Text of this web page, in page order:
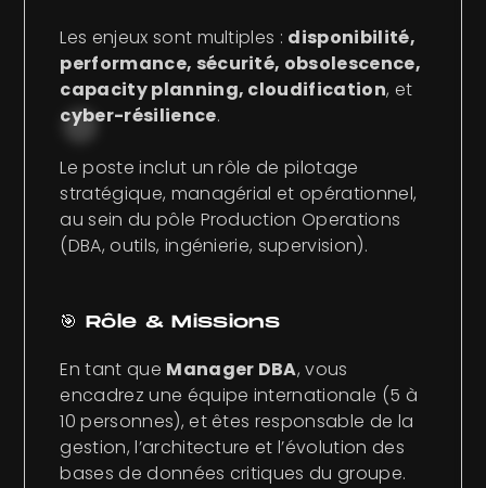
Les enjeux sont multiples : disponibilité,
performance, sécurité, obsolescence,
capacity planning, cloudification, et
cyber-résilience.
Le poste inclut un rôle de pilotage
stratégique, managérial et opérationnel,
au sein du pôle Production Operations
(DBA, outils, ingénierie, supervision).
🎯 Rôle & Missions
En tant que Manager DBA, vous
encadrez une équipe internationale (5 à
10 personnes), et êtes responsable de la
gestion, l’architecture et l’évolution des
bases de données critiques du groupe.